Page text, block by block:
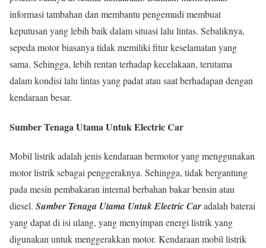
informasi tambahan dan membantu pengemudi membuat
keputusan yang lebih baik dalam situasi lalu lintas. Sebaliknya,
sepeda motor biasanya tidak memiliki fitur keselamatan yang
sama. Sehingga, lebih rentan terhadap kecelakaan, terutama
dalam kondisi lalu lintas yang padat atau saat berhadapan dengan
kendaraan besar.
Sumber Tenaga Utama Untuk Electric Car
Mobil listrik adalah jenis kendaraan bermotor yang menggunakan
motor listrik sebagai penggeraknya. Sehingga, tidak bergantung
pada mesin pembakaran internal berbahan bakar bensin atau
diesel. Sumber Tenaga Utama Untuk Electric Caradalah baterai
yang dapat di isi ulang, yang menyimpan energi listrik yang
digunakan untuk menggerakkan motor. Kendaraan mobil listrik